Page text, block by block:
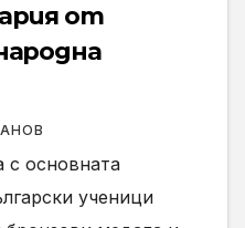
от
с основната
ученици